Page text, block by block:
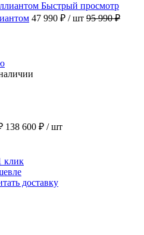
Быстрый просмотр
47 990 ₽ / шт 95 990 ₽
138 600 ₽ / шт
клик
доставку